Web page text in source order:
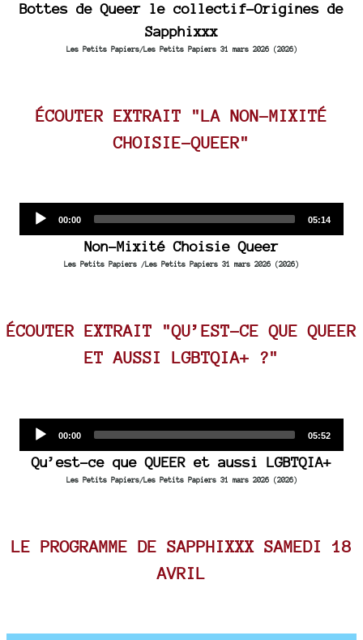
Bottes de Queer le collectif-Origines de
Sapphixxx
Les Petits Papiers/Les Petits Papiers 31 mars 2026 (2026)
ÉCOUTER EXTRAIT "LA NON-MIXITÉ
CHOISIE-QUEER"
Current
00:00
Total
05:14
Non-Mixité Choisie Queer
Les Petits Papiers /Les Petits Papiers 31 mars 2026 (2026)
ÉCOUTER EXTRAIT "QU’EST-CE QUE QUEER
ET AUSSI LGBTQIA+ ?"
Current
00:00
Total
05:52
Qu’est-ce que QUEER et aussi LGBTQIA+
Les Petits Papiers/Les Petits Papiers 31 mars 2026 (2026)
LE PROGRAMME DE SAPPHIXXX SAMEDI 18
AVRIL